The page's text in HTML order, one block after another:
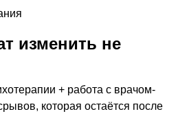
изменить не
+ работа с врачом-
которая остаётся после